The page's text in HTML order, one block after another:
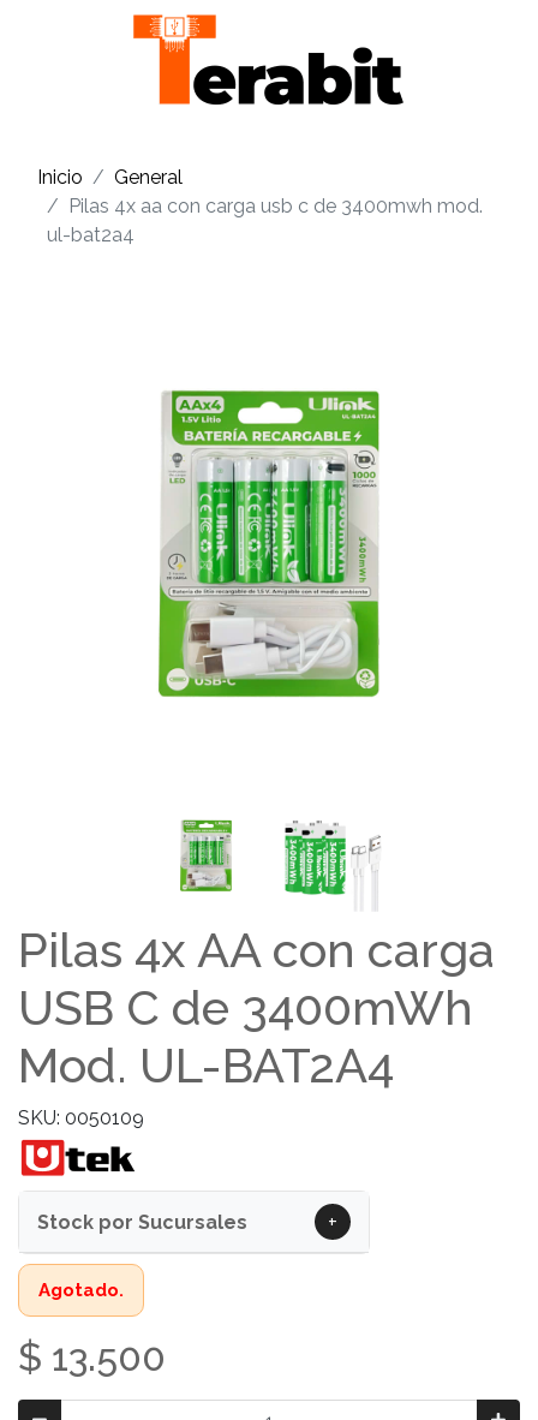
Inicio
General
Pilas 4x aa con carga usb c de 3400mwh mod.
ul-bat2a4
Pilas 4x AA con carga
USB C de 3400mWh
Mod. UL-BAT2A4
SKU: 0050109
Stock por Sucursales +
Agotado.
$ 13.500